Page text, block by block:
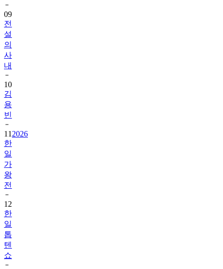
09
전
설
의
사
내
10
김
용
빈
11 2026
한
일
가
왕
전
12
한
일
톱
텐
쇼